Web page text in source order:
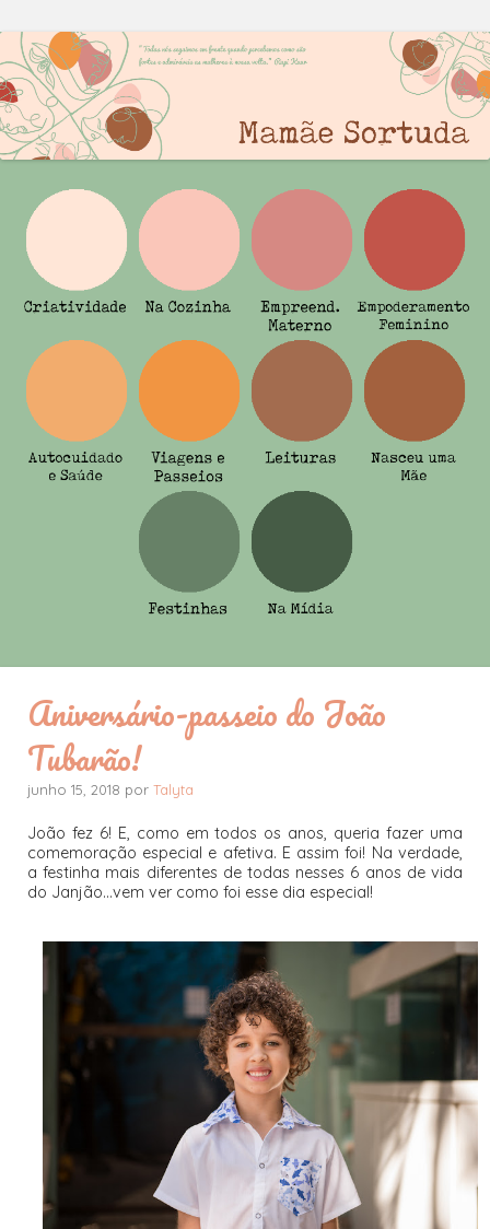
Aniversário-passeio do João
Tubarão!
junho 15, 2018 por Talyta
João fez 6! E, como em todos os anos, queria fazer uma
comemoração especial e afetiva. E assim foi! Na verdade,
a festinha mais diferentes de todas nesses 6 anos de vida
do Janjão...vem ver como foi esse dia especial!